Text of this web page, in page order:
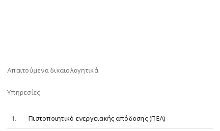
Απαιτούμενα δικαιολογητικά.
Υπηρεσίες
1. Πιστοποιητικό ενεργειακής απόδοσης (ΠΕΑ)